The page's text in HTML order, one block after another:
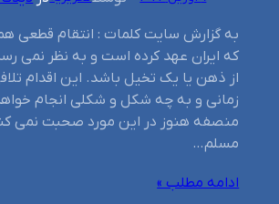
به گزارش سایت کلمات : انتقام قطعی
که ایران عهد کرده است و به نظر نمی
از ذهن یا یک تخیل باشد. این اقدام
زمانی و به چه شکل و شکلی انجام
منصفه هنوز در این مورد صحبت نمی
مسلم…
ادامه مطلب »